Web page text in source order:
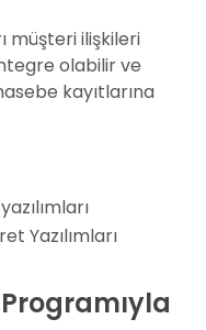
müşteri ilişkileri
olabilir ve
kayıtlarına
Yazılımları